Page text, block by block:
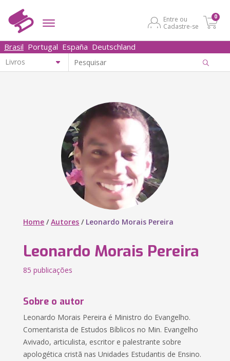
Entre ou
Cadastre-se
0
Brasil Portugal España Deutschland
Home /Autores / Leonardo Morais Pereira
Leonardo Morais Pereira
85 publicações
Sobre o autor
Leonardo Morais Pereira é Ministro do Evangelho.
Comentarista de Estudos Bíblicos no Min. Evangelho
Avivado, articulista, escritor e palestrante sobre
apologética cristã nas Unidades Estudantis de Ensino.